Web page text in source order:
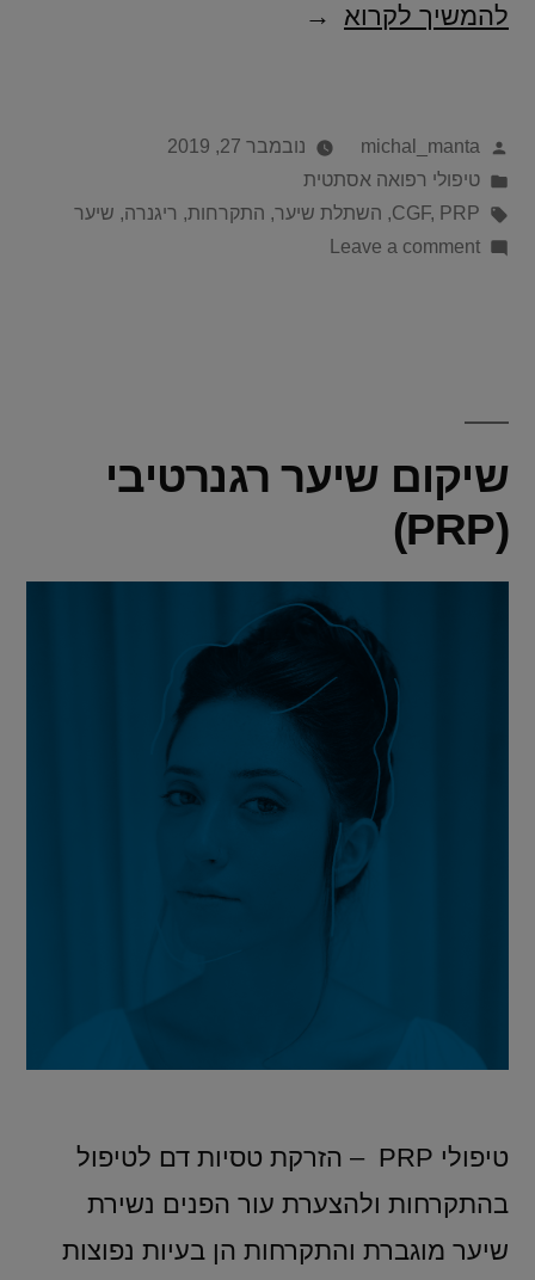
להמשיך לקרוא
michal_manta
נובמבר 27, 2019
טיפולי רפואה אסתטית
CGF, PRP
, השתלת שיער, התקרחות, ריגנרה, שיער
Leave a comment
שיקום שיער רגנרטיבי
(PRP)
טיפולי PRP – הזרקת טסיות דם לטיפול
בהתקרחות ולהצערת עור הפנים נשירת
שיער מוגברת והתקרחות הן בעיות נפוצות